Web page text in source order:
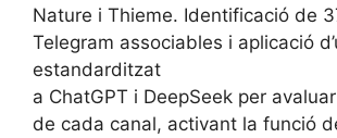
Nature i Thieme. Identificació de
Telegram associables i aplicació
estandarditzat
a ChatGPT i DeepSeek per
de cada canal, activant la funció